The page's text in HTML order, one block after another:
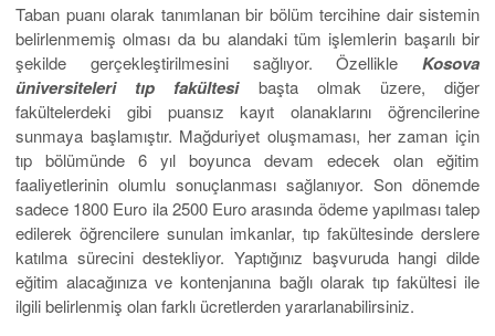
Taban puanı olarak tanımlanan bir bölüm tercihine dair sistemin
belirlenmemiş olması da bu alandaki tüm işlemlerin başarılı bir
şekilde gerçekleştirilmesini sağlıyor. Özellikle Kosova
üniversiteleri tıp fakültesibaşta olmak üzere, diğer
fakültelerdeki gibi puansız kayıt olanaklarını öğrencilerine
sunmaya başlamıştır. Mağduriyet oluşmaması, her zaman için
tıp bölümünde 6 yıl boyunca devam edecek olan eğitim
faaliyetlerinin olumlu sonuçlanması sağlanıyor. Son dönemde
sadece 1800 Euro ila 2500 Euro arasında ödeme yapılması talep
edilerek öğrencilere sunulan imkanlar, tıp fakültesinde derslere
katılma sürecini destekliyor. Yaptığınız başvuruda hangi dilde
eğitim alacağınıza ve kontenjanına bağlı olarak tıp fakültesi ile
ilgili belirlenmiş olan farklı ücretlerden yararlanabilirsiniz.